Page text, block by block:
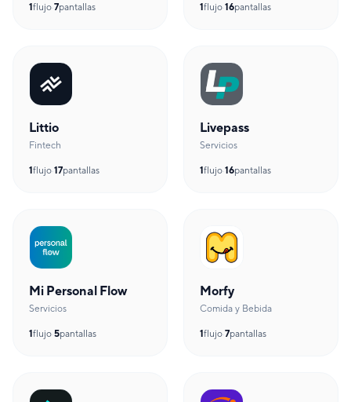
1 flujo·7pantallas 1 flujo·16pantallas
Littio
Fintech
1 flujo·17pantallas
Livepass
Servicios
1 flujo·16pantallas
Mi Personal Flow
Servicios
1 flujo·5pantallas
Morfy
Comida y Bebida
1 flujo·7pantallas